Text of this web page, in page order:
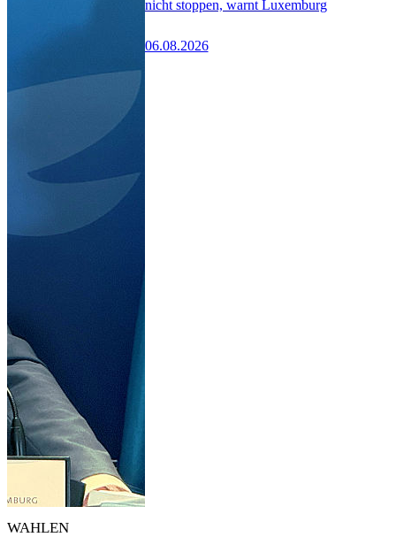
nicht stoppen, warnt Luxemburg
06.08.2026
WAHLEN